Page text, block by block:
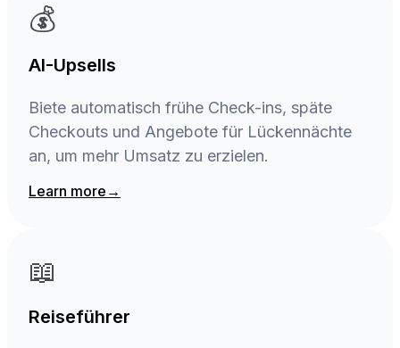
💰
AI-Upsells
Biete automatisch frühe Check-ins, späte
Checkouts und Angebote für Lückennächte
an, um mehr Umsatz zu erzielen.
Learn more →
📖
Reiseführer